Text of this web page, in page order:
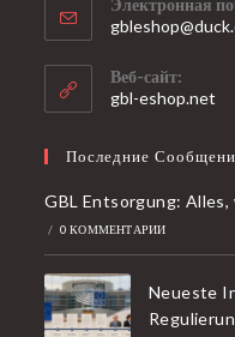
Веб-сайт:
gbl-eshop.net
Последние
GBL Entsorgung: Alles,
/ 0 КОММЕНТАРИИ
Neueste